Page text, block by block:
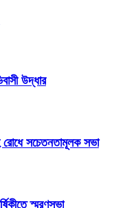
উদ্ধার
রোধে সচেতনতামূলক সভা
স্মরণসভা